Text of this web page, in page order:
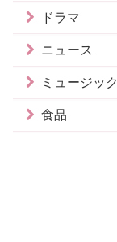
ドラマ
ニュース
ミュージック
食品